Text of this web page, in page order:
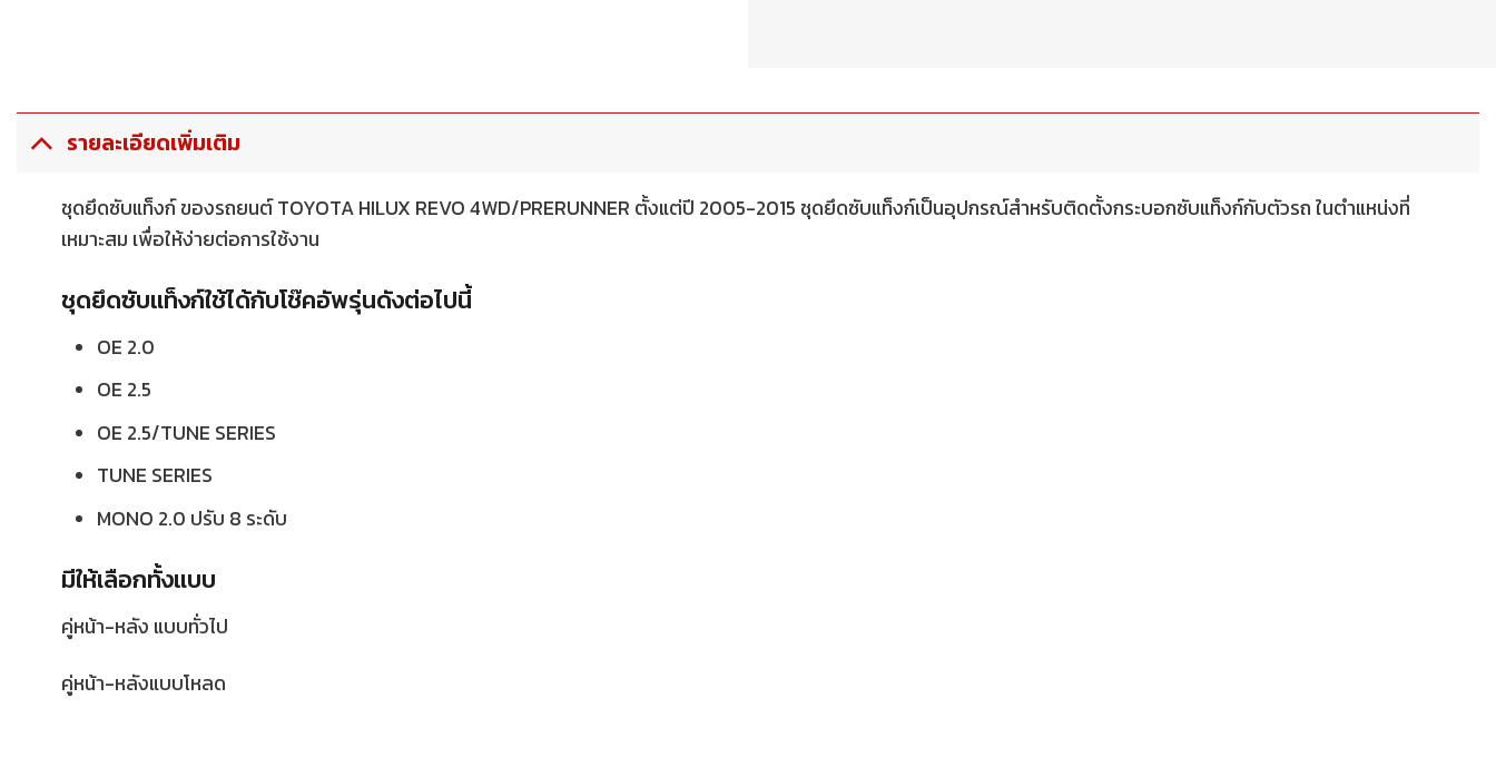
รายละเอียดเพิ่มเติม
ชุดยึดซับแท็งก์ ของรถยนต์ TOYOTA HILUX REVO 4WD/PRERUNNER ตั้งแต่ปี 2005-2015 ชุดยึดซับแท็งก์เป็นอุปกรณ์สำหรับติดตั้งกระบอกซับแท็งก์กับตัวรถ ในตำแหน่งที่
เหมาะสม เพื่อให้ง่ายต่อการใช้งาน
ชุดยึดซับแท็งก์ใช้ได้กับโช๊คอัพรุ่นดังต่อไปนี้
OE 2.0
OE 2.5
OE 2.5/TUNE SERIES
TUNE SERIES
MONO 2.0 ปรับ 8 ระดับ
มีให้เลือกทั้งแบบ
คู่หน้า-หลัง แบบทั่วไป
คู่หน้า-หลังแบบโหลด